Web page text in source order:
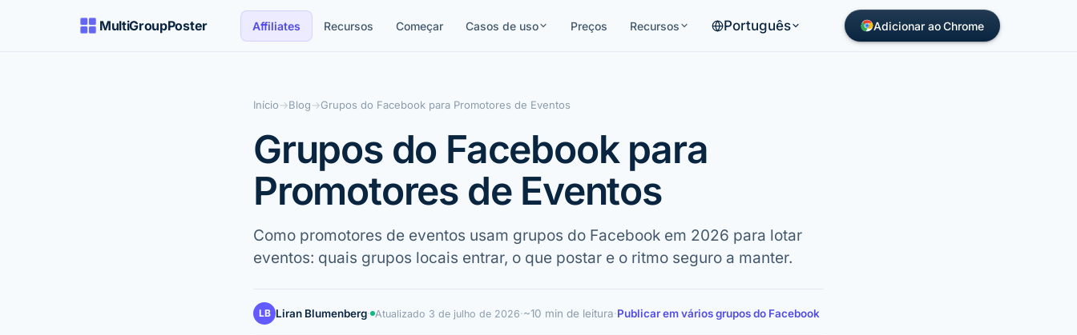
MultiGroupPoster Affiliates Recursos Começar Casos de uso Preços Recursos Português Adicionar ao Chrome
Início→Blog→Grupos do Facebook para Promotores de Eventos
Grupos do Facebook para
Promotores de Eventos
Como promotores de eventos usam grupos do Facebook em 2026 para lotar
eventos: quais grupos locais entrar, o que postar e o ritmo seguro a manter.
LB Liran Blumenberg· Atualizado 3 de julho de 2026·~10 min de leitura·Publicar em vários grupos do Facebook